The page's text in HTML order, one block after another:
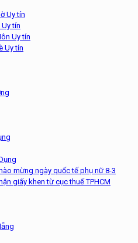
Uy tín
tín
Uy tín
Uy tín
mừng ngày quốc tế phụ nữ 8-3
giấy khen từ cục thuế TPHCM